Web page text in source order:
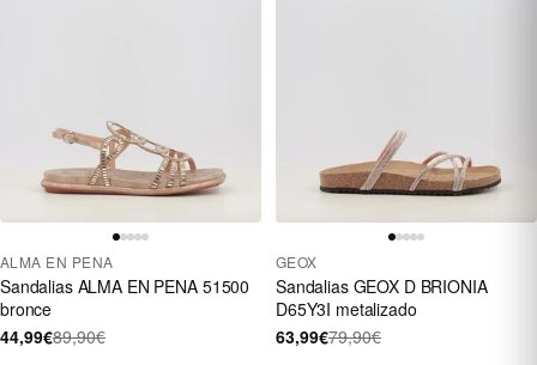
ALMA EN PENA
Sandalias ALMA EN PENA 51500
bronce
44,99€89,90€
GEOX
Sandalias GEOX D BRIONIA
D65Y3I metalizado
63,99€79,90€